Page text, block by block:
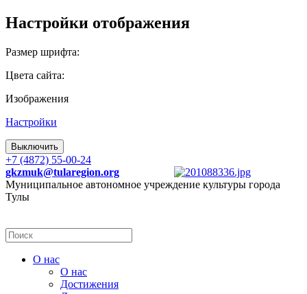
Настройки отображения
Размер шрифта:
Цвета сайта:
Изображения
Настройки
Выключить
+7 (4872) 55-00-24
gkzmuk@tularegion.org
Муниципальное автономное учреждение культуры города
Тулы
О нас
О нас
Достижения